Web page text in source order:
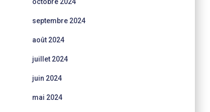
septembre 2024
août 2024
juillet 2024
juin 2024
mai 2024